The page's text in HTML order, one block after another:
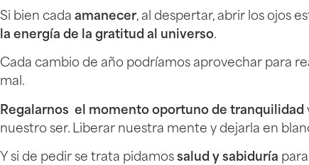
Si bien cada amanecer, al despertar, abrir los ojos
la energía de la gratitud al universo.
Cada cambio de año podríamos aprovechar para
mal.
Regalarnos el momento oportuno de tranquilidad
nuestro ser. Liberar nuestra mente y dejarla en
Y si de pedir se trata pidamos salud y sabiduría